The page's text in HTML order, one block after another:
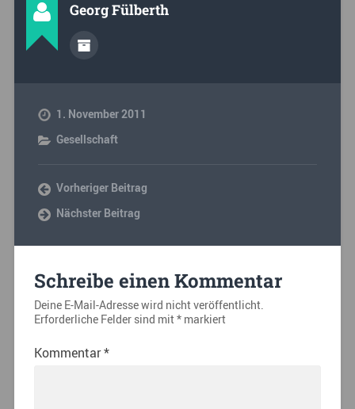
Georg Fülberth
1. November 2011
Gesellschaft
Vorheriger Beitrag
Nächster Beitrag
Schreibe einen Kommentar
Deine E-Mail-Adresse wird nicht veröffentlicht.
Erforderliche Felder sind mit*markiert
Kommentar*